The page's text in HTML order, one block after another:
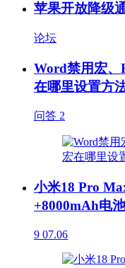
苹果开放降级
论坛
Word禁用宏、
在哪里设置方
问答 2
小米18 Pro
+8000mAh电
9 07.06